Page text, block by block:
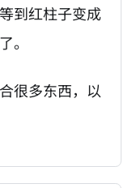
到红柱子变成
。
很多东西，以